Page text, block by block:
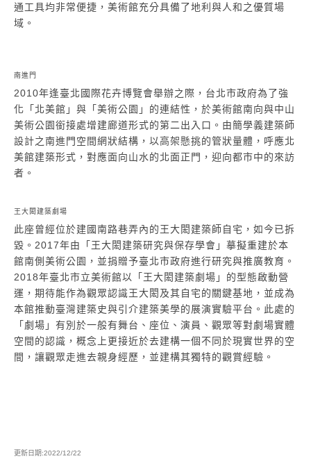
通工具均非常便捷，美術館充分具備了地利與人和之優質場
域。
南進門
2010年逢臺北國際花卉博覽會舉辦之際，台北市政府為了強
化「北美館」與「美術公園」的連結性，於美術館南向與中山
美術公園銜接處增建廊道形式的第二出入口。由簡學義建築師
設計之南進門空間網狀結構，以高架懸挑的管狀量體，呼應北
美館建築形式，對應面向山水的北面正門，迎向都市中的來訪
者。
王大閎建築劇場
此座曾經位於建國南路巷弄內的王大閎建築師自宅，如今已拆
毀。2017年由「王大閎建築研究與保存學會」摹擬重建於本
館南側美術公園，並捐贈予臺北市政府進行研究與推廣教育。
2018年臺北市立美術館以「王大閎建築劇場」的型態啟動營
運，期待能作為觀眾認識王大閎及其自宅的關鍵基地，並成為
本館推動臺灣建築史與引介建築美學的展演實驗平台。此處的
「劇場」有別於一般有舞台、座位、演員、觀眾等對劇場實體
空間的認識，概念上更接近於去建構一個不同於現實世界的空
間，讓觀眾走進去親身經歷，並建構其獨特的觀賞經驗。
更新日期:2022/12/22